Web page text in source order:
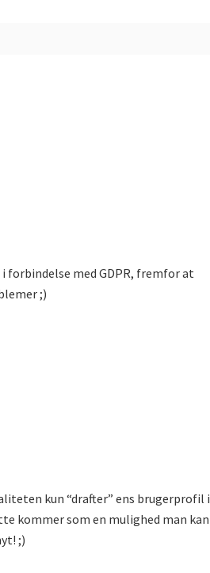
med GDPR, fremfor at
;)
kun “drafter” ens brugerprofil i
kommer som en mulighed man kan
;)